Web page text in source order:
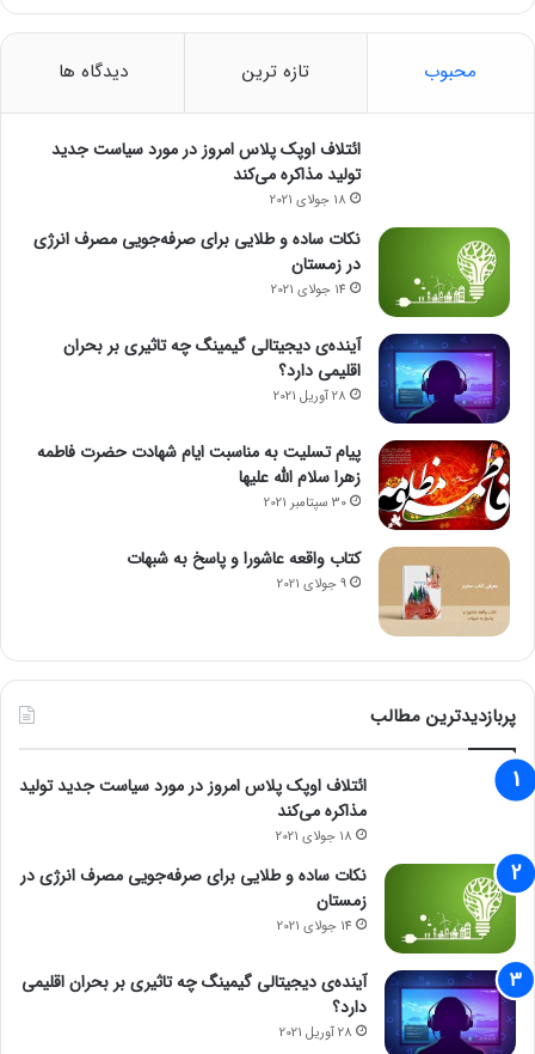
محبوب تازه ترین دیدگاه ها
ائتلاف اوپک پلاس امروز در مورد سیاست جدید
تولید مذاکره می‌کند
18 جولای 2021
نکات ساده و طلایی برای صرفه‌جویی مصرف انرژی
در زمستان
14 جولای 2021
آینده‌ی دیجیتالی گیمینگ چه تاثیری بر بحران
اقلیمی دارد؟
28 آوریل 2021
پیام تسلیت به مناسبت ایام شهادت حضرت فاطمه
زهرا سلام الله علیها
30 سپتامبر 2021
کتاب واقعه عاشورا و پاسخ به شبهات
9 جولای 2021
پربازدیدترین مطالب
ائتلاف اوپک پلاس امروز در مورد سیاست جدید تولید
مذاکره می‌کند
18 جولای 2021
نکات ساده و طلایی برای صرفه‌جویی مصرف انرژی در
زمستان
14 جولای 2021
آینده‌ی دیجیتالی گیمینگ چه تاثیری بر بحران اقلیمی
دارد؟
28 آوریل 2021